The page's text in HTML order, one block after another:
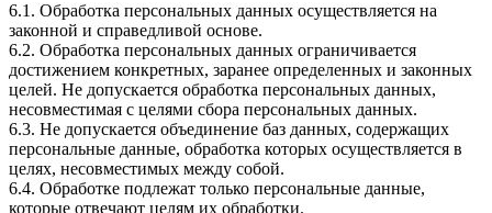
6.1. Обработка персональных данных осуществляется на
законной и справедливой основе.
6.2. Обработка персональных данных ограничивается
достижением конкретных, заранее определенных и законных
целей. Не допускается обработка персональных данных,
несовместимая с целями сбора персональных данных.
6.3. Не допускается объединение баз данных, содержащих
персональные данные, обработка которых осуществляется в
целях, несовместимых между собой.
6.4. Обработке подлежат только персональные данные,
которые отвечают целям их обработки.